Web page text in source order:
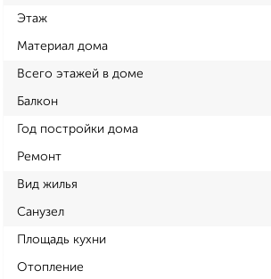
Этаж
Материал дома
Всего этажей в доме
Балкон
Год постройки дома
Ремонт
Вид жилья
Санузел
Площадь кухни
Отопление